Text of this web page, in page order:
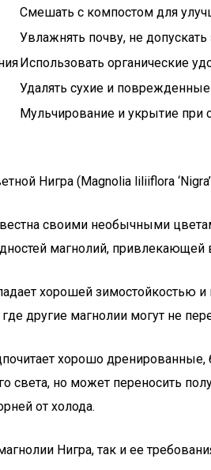
Смешать с компостом для
Увлажнять почву, не допускать
Использовать органические
Удалять сухие и
Мульчирование и укрытие при
Нигра (Magnolia liliiflora
своими необычными
магнолий, привлекающей
хорошей
другие магнолии могут не
хорошо
света, но может переносить
от холода.
Нигра, так и ее